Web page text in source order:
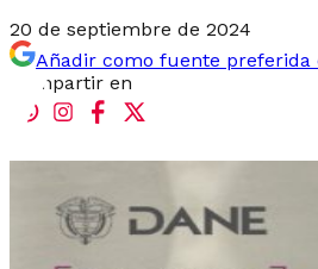
20 de septiembre de 2024
Añadir como fuente preferida
Compartir en